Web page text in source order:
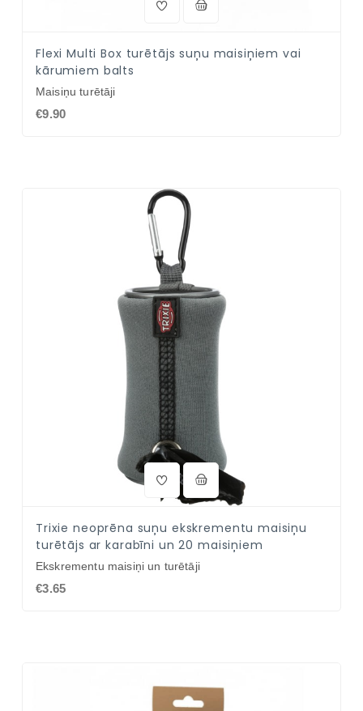
Flexi Multi Box turētājs suņu maisiņiem vai
kārumiem balts
Maisiņu turētāji
€9.90
Trixie neoprēna suņu ekskrementu maisiņu
turētājs ar karabīni un 20 maisiņiem
Ekskrementu maisiņi un turētāji
€3.65